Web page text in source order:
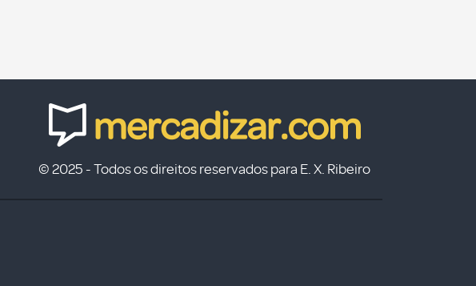
© 2025 - Todos os direitos reservados para E. X. Ribeiro